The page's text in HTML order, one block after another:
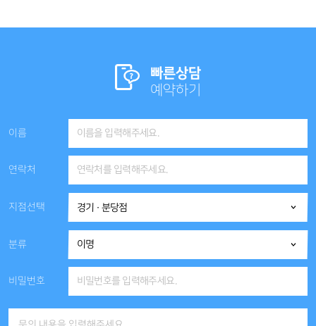
빠른상담
예약하기
이름
연락처
지점선택
분류
비밀번호